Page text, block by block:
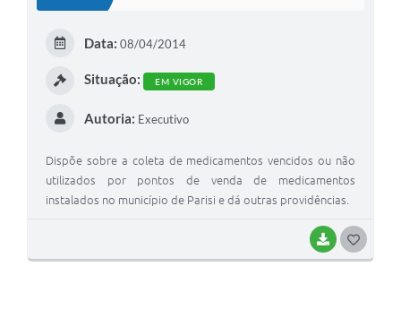
BAIXAR
Data: 08/04/2014
Situação: EM VIGOR
Autoria: Executivo
Dispõe sobre a coleta de medicamentos vencidos ou não
utilizados por pontos de venda de medicamentos
instalados no município de Parisi e dá outras providências.